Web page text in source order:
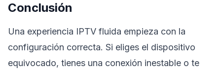
Conclusión
Una experiencia IPTV fluida empieza con la
configuración correcta. Si eliges el dispositivo
equivocado, tienes una conexión inestable o te